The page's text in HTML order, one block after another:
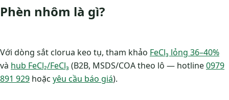
Phèn nhôm là gì?
Với dòng sắt clorua keo tụ, tham khảo FeCl₃ lỏng 36–40%
và hub FeCl₂/FeCl₃ (B2B, MSDS/COA theo lô — hotline0979
891 929 hoặc yêu cầu báo giá).